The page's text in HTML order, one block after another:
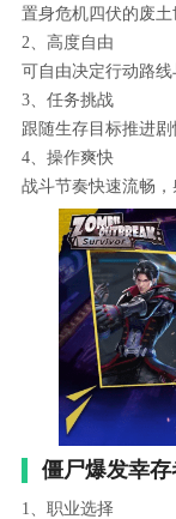
置身危机四伏的废土
2、高度自由
可自由决定行动路线
3、任务挑战
跟随生存目标推进剧
4、操作爽快
战斗节奏快速流畅，
僵尸爆发幸
1、职业选择